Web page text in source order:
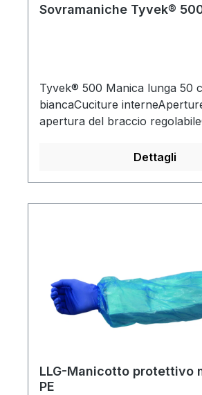
Sovramaniche Tyvek®
Tyvek® 500 Manica lunga 50
biancaCuciture
apertura del braccio
secondo il Regolamento (UE)
[6-B]EN 14126 (barriera agli
Dettagli
LLG-Manicotto protettivo
PE